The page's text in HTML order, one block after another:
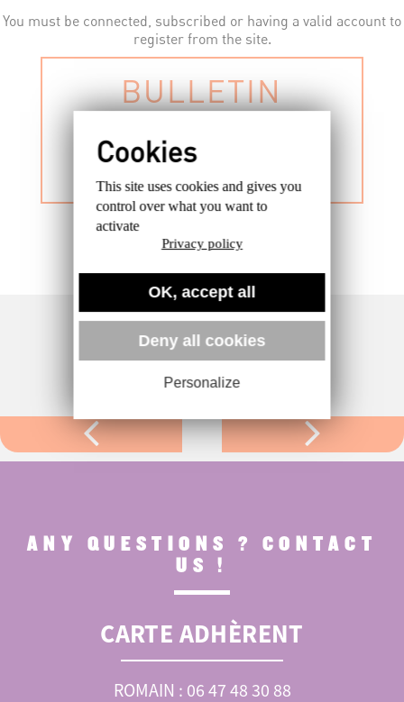
You must be connected, subscribed or having a valid account to
register from the site.
BULLETIN
D'INSCRIPTION
PAPIER
ANY QUESTIONS ? CONTACT
US !
CARTE ADHÈRENT
ROMAIN : 06 47 48 30 88
This site uses cookies and gives you
control over what you want to
activate
Privacy policy
OK, accept all
Deny all cookies
Personalize